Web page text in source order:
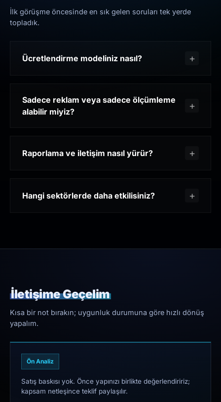
İlk görüşme öncesinde en sık gelen soruları tek yerde
topladık.
Ücretlendirme modeliniz nasıl?
Sadece reklam veya sadece ölçümleme
alabilir miyiz?
Raporlama ve iletişim nasıl yürür?
Hangi sektörlerde daha etkilisiniz?
İletişime Geçelim
Kısa bir not bırakın; uygunluk durumuna göre hızlı dönüş
yapalım.
Ön Analiz
Satış baskısı yok. Önce yapınızı birlikte değerlendiririz;
kapsam netleşince teklif paylaşılır.